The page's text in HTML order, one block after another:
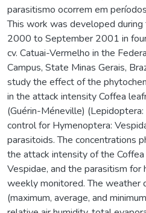
parasitismo ocorrem em
This work was developed
2000 to September 2001 in
cv. Catuai-Vermelho in the
Campus, State Minas Gerais,
study the effect of the
in the attack intensity Coffea
(Guérin-Méneville)
control for Hymenoptera:
parasitoids. The concentrations
the attack intensity of the
Vespidae, and the parasitism
weekly monitored. The weather
(maximum, average, and